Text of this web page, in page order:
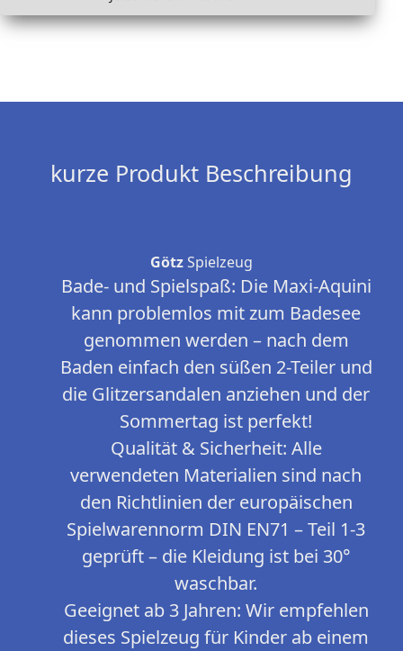
kurze Produkt Beschreibung
GötzSpielzeug
Bade- und Spielspaß: Die Maxi-Aquini
kann problemlos mit zum Badesee
genommen werden – nach dem
Baden einfach den süßen 2-Teiler und
die Glitzersandalen anziehen und der
Sommertag ist perfekt!
Qualität & Sicherheit: Alle
verwendeten Materialien sind nach
den Richtlinien der europäischen
Spielwarennorm DIN EN71 – Teil 1-3
geprüft – die Kleidung ist bei 30°
waschbar.
Geeignet ab 3 Jahren: Wir empfehlen
dieses Spielzeug für Kinder ab einem